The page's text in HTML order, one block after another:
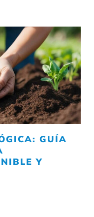
GUÍA
Y